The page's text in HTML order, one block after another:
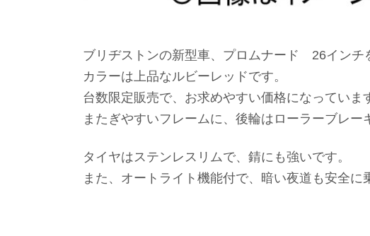
ブリヂストンの新型車、プロムナード 26インチ
カラーは上品なルビーレッドです。
台数限定販売で、お求めやすい価格になっていま
またぎやすいフレームに、後輪はローラーブレー
タイヤはステンレスリムで、錆にも強いです。
また、オートライト機能付で、暗い夜道も安全に